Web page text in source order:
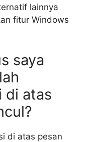
lainnya
fitur Windows
saya
di atas
di atas pesan